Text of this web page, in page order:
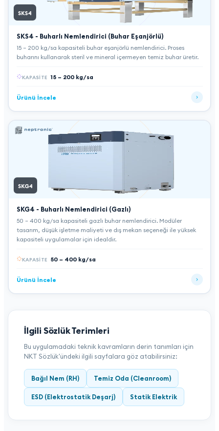
SKS4
SKS4 - Buharlı Nemlendirici (Buhar Eşanjörlü)
15 – 200 kg/sa kapasiteli buhar eşanjörlü nemlendirici. Proses
buharını kullanarak steril ve mineral içermeyen temiz buhar üretir.
KAPASITE 15 – 200 kg/sa
Ürünü İncele
SKG4
SKG4 - Buharlı Nemlendirici (Gazlı)
50 – 400 kg/sa kapasiteli gazlı buhar nemlendirici. Modüler
tasarım, düşük işletme maliyeti ve dış mekan seçeneği ile yüksek
kapasiteli uygulamalar için idealdir.
KAPASITE 50 – 400 kg/sa
Ürünü İncele
İlgili Sözlük Terimleri
Bu uygulamadaki teknik kavramların derin tanımları için
NKT Sözlük'ündeki ilgili sayfalara göz atabilirsiniz:
Bağıl Nem (RH) Temiz Oda (Cleanroom)
ESD (Elektrostatik Deşarj) Statik Elektrik